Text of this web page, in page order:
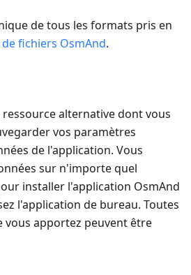
de tous les formats pris en
fichiers OsmAnd.
ressource alternative dont vous
vos paramètres
de l'application. Vous
sur n'importe quel
installer l'application OsmAnd
l'application de bureau. Toutes
vous apportez peuvent être